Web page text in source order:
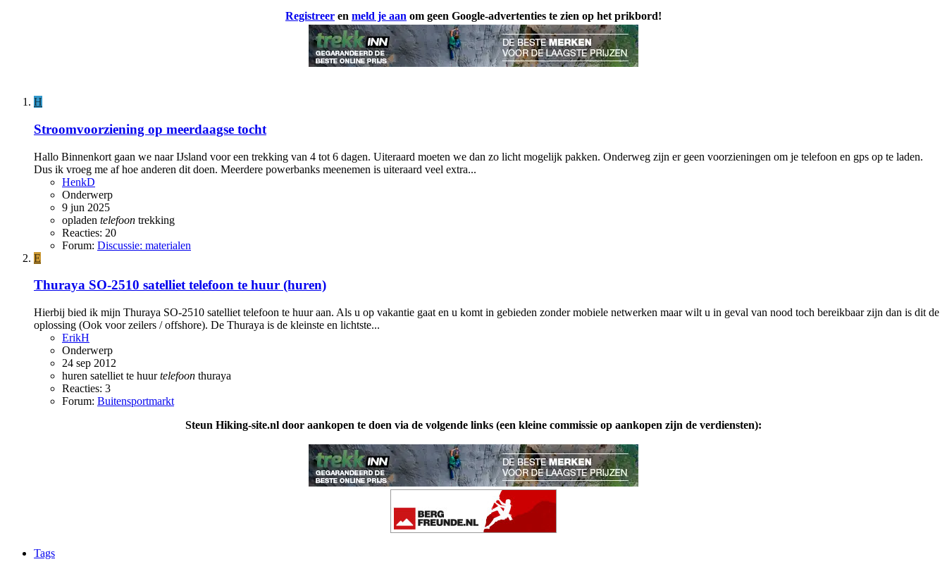
Registreer en meld je aan om geen Google-advertenties te zien op het prikbord!
H
Stroomvoorziening op meerdaagse tocht
Hallo Binnenkort gaan we naar IJsland voor een trekking van 4 tot 6 dagen. Uiteraard moeten we dan zo licht mogelijk pakken. Onderweg zijn er geen voorzieningen om je telefoon en gps op te laden.
Dus ik vroeg me af hoe anderen dit doen. Meerdere powerbanks meenemen is uiteraard veel extra...
HenkD
Onderwerp
9 jun 2025
opladen telefoon trekking
Reacties: 20
Forum: Discussie: materialen
E
Thuraya SO-2510 satelliet telefoon te huur (huren)
Hierbij bied ik mijn Thuraya SO-2510 satelliet telefoon te huur aan. Als u op vakantie gaat en u komt in gebieden zonder mobiele netwerken maar wilt u in geval van nood toch bereikbaar zijn dan is dit de
oplossing (Ook voor zeilers / offshore). De Thuraya is de kleinste en lichtste...
ErikH
Onderwerp
24 sep 2012
huren satelliet te huurtelefoon thuraya
Reacties: 3
Forum: Buitensportmarkt
Steun Hiking-site.nl door aankopen te doen via de volgende links (een kleine commissie op aankopen zijn de verdiensten):
Tags